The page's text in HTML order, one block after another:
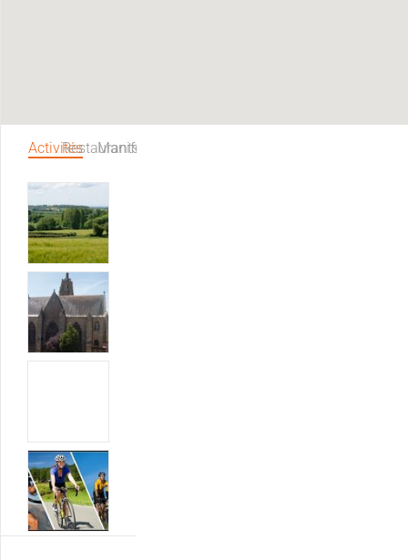
ActivitésRestaurantsManifestations